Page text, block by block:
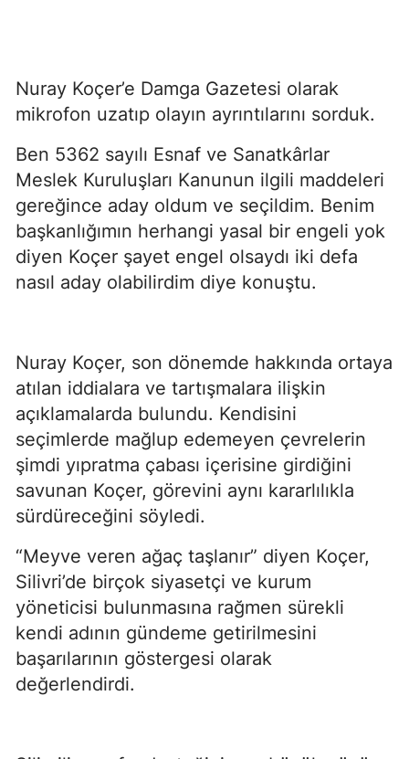
Nuray Koçer’e Damga Gazetesi olarak
mikrofon uzatıp olayın ayrıntılarını sorduk.
Ben 5362 sayılı Esnaf ve Sanatkârlar
Meslek Kuruluşları Kanunun ilgili maddeleri
gereğince aday oldum ve seçildim. Benim
başkanlığımın herhangi yasal bir engeli yok
diyen Koçer şayet engel olsaydı iki defa
nasıl aday olabilirdim diye konuştu.
Nuray Koçer, son dönemde hakkında ortaya
atılan iddialara ve tartışmalara ilişkin
açıklamalarda bulundu. Kendisini
seçimlerde mağlup edemeyen çevrelerin
şimdi yıpratma çabası içerisine girdiğini
savunan Koçer, görevini aynı kararlılıkla
sürdüreceğini söyledi.
“Meyve veren ağaç taşlanır” diyen Koçer,
Silivri’de birçok siyasetçi ve kurum
yöneticisi bulunmasına rağmen sürekli
kendi adının gündeme getirilmesini
başarılarının göstergesi olarak
değerlendirdi.